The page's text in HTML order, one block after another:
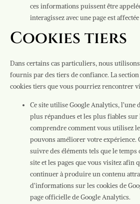
ces informations puissent être
interagissez avec une page est
Cookies tiers
Dans certains cas particuliers, nous
fournis par des tiers de confiance. La
cookies tiers que vous pourriez rencontrer
Ce site utilise Google Analytics, l’une
plus répandues et les plus fiables sur
comprendre comment vous utilisez
pouvons améliorer votre expérience.
suivre des éléments tels que le temps
site et les pages que vous visitez afin
continuer à produire un contenu
d’informations sur les cookies de
page officielle de Google Analytics.